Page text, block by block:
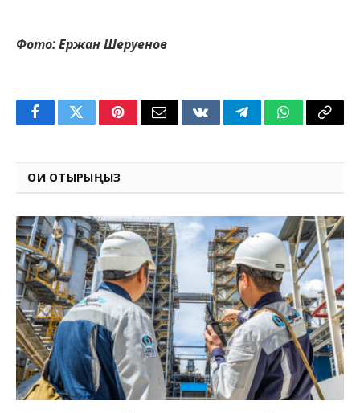
Фото: Ержан Шеруенов
FacebookTwitterPinterestEmail VKontakteTelegramWhatsApp
Copy
ОҚИ ОТЫРЫҢЫЗ